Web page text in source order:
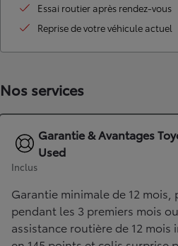
Essai routier après rendez-vous
Reprise de votre véhicule actuel
Nos services
Garantie & Avantages
Used
Inclus
Garantie minimale de 12 mois,
pendant les 3 premiers mois ou
assistance routière de 12